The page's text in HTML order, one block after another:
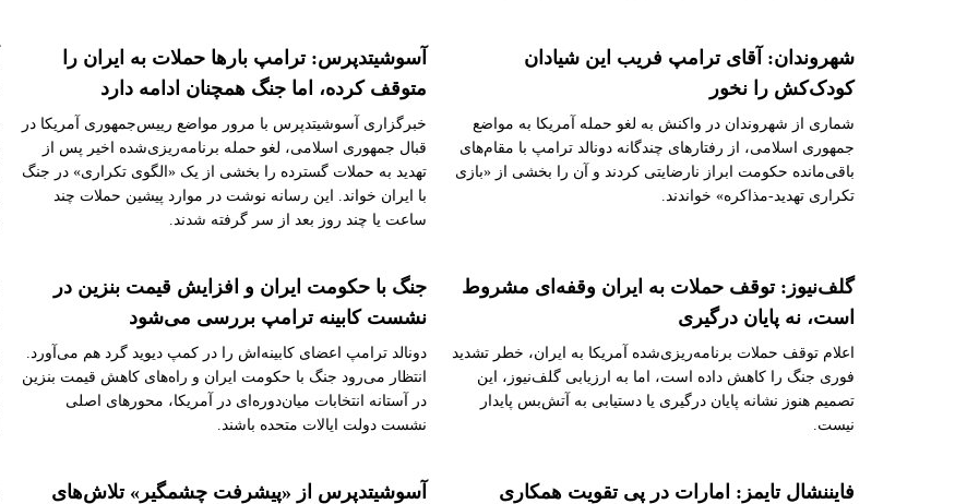
شهروندان: آقای ترامپ فریب این شیادان
کودک‌کش را نخور
شماری از شهروندان در واکنش به لغو حمله آمریکا به مواضع
جمهوری اسلامی، از رفتارهای چندگانه دونالد ترامپ با مقام‌های
باقی‌مانده حکومت ابراز نارضایتی کردند و آن را بخشی از «بازی
تکراری تهدید-مذاکره» خواندند.
آسوشیتدپرس: ترامپ بارها حملات به ایران را
متوقف کرده، اما جنگ همچنان ادامه دارد
خبرگزاری آسوشیتدپرس با مرور مواضع رییس‌جمهوری آمریکا در
قبال جمهوری اسلامی، لغو حمله برنامه‌ریزی‌شده اخیر پس از
تهدید به حملات گسترده را بخشی از یک «الگوی تکراری» در جنگ
با ایران خواند. این رسانه نوشت در موارد پیشین حملات چند
ساعت یا چند روز بعد از سر گرفته شدند.
گلف‌نیوز: توقف حملات به ایران وقفه‌ای مشروط
است، نه پایان درگیری
اعلام توقف حملات برنامه‌ریزی‌شده آمریکا به ایران، خطر تشدید
فوری جنگ را کاهش داده است، اما به ارزیابی گلف‌نیوز، این
تصمیم هنوز نشانه پایان درگیری یا دستیابی به آتش‌بس پایدار
نیست.
جنگ با حکومت ایران و افزایش قیمت بنزین در
نشست کابینه ترامپ بررسی می‌شود
دونالد ترامپ اعضای کابینه‌اش را در کمپ دیوید گرد هم می‌آورد.
انتظار می‌رود جنگ با حکومت ایران و راه‌های کاهش قیمت بنزین
در آستانه انتخابات میان‌دوره‌ای در آمریکا، محورهای اصلی
نشست دولت ایالات متحده باشند.
فایننشال تایمز: امارات در پی تقویت همکاری
آسوشیتدپرس از «پیشرفت چشمگیر» تلاش‌های